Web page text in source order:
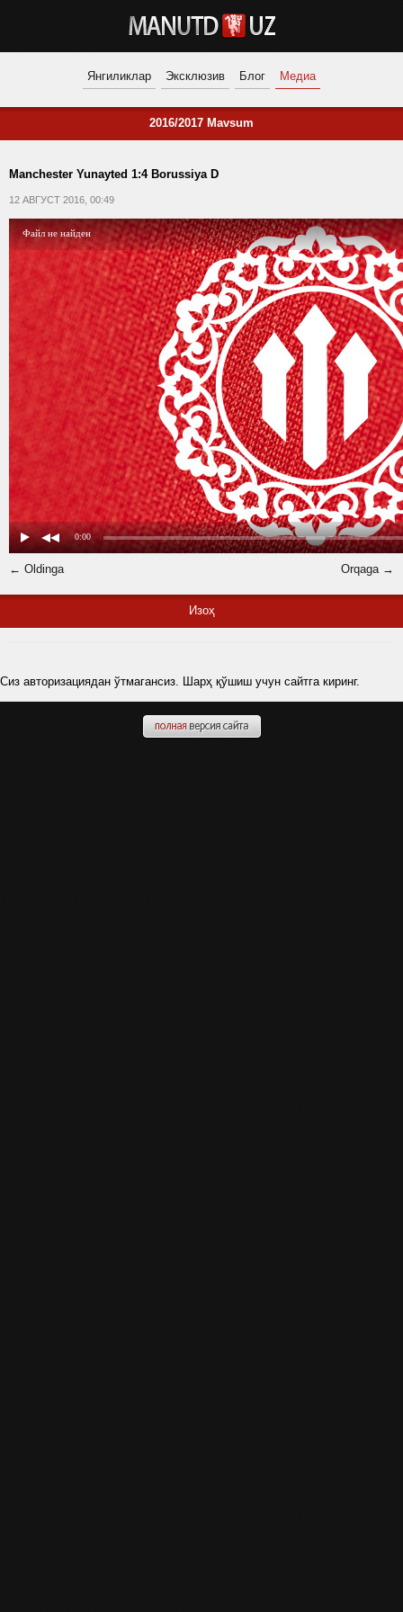
Янгиликлар Эксклюзив Блог Медиа
2016/2017 Mavsum
Manchester Yunayted 1:4 Borussiya D
12 АВГУСТ 2016, 00:49
← Oldinga Orqaga →
Изоҳ
Сиз авторизациядан ўтмагансиз. Шарҳ қўшиш учун сайтга киринг.